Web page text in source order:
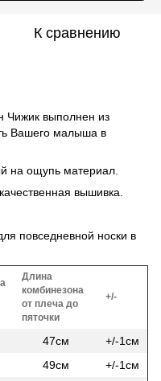
К сравнению
Чижик выполнен из
Вашего малыша в
на ощупь материал.
вышивка.
повседневной носки в
Длина
комбинезона
от плеча до
пяточки
+/-
47см
+/-1см
49см
+/-1см